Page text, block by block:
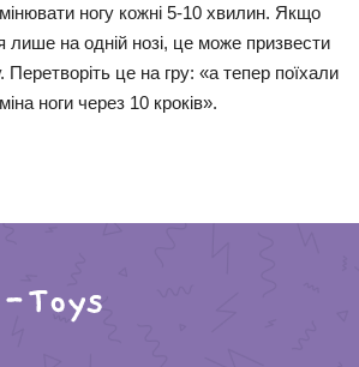
ногу кожні 5-10 хвилин. Якщо
лише на одній нозі, це може призвести
Перетворіть це на гру: «а тепер поїхали
ноги через 10 кроків».